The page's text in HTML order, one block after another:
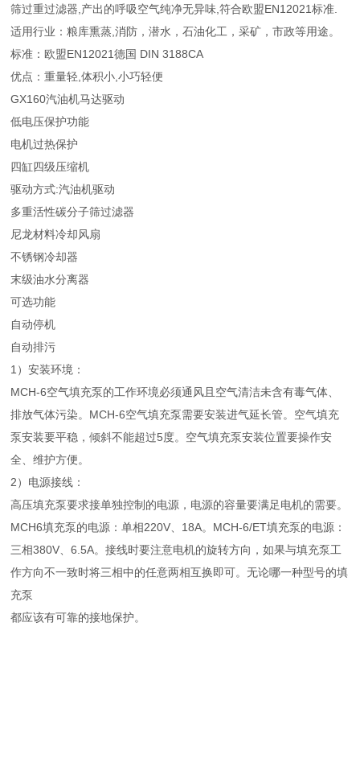
筛过重过滤器,产出的呼吸空气纯净无异味,符合欧盟EN12021标准.
适用行业：粮库熏蒸,消防，潜水，石油化工，采矿，市政等用途。
标准：欧盟EN12021德国 DIN 3188CA
优点：重量轻,体积小,小巧轻便
GX160汽油机马达驱动
低电压保护功能
电机过热保护
四缸四级压缩机
驱动方式:汽油机驱动
多重活性碳分子筛过滤器
尼龙材料冷却风扇
不锈钢冷却器
末级油水分离器
可选功能
自动停机
自动排污
1）安装环境：
MCH-6空气填充泵的工作环境必须通风且空气清洁未含有毒气体、
排放气体污染。MCH-6空气填充泵需要安装进气延长管。空气填充
泵安装要平稳，倾斜不能超过5度。空气填充泵安装位置要操作安
全、维护方便。
2）电源接线：
高压填充泵要求接单独控制的电源，电源的容量要满足电机的需要。
MCH6填充泵的电源：单相220V、18A。MCH-6/ET填充泵的电源：
三相380V、6.5A。接线时要注意电机的旋转方向，如果与填充泵工
作方向不一致时将三相中的任意两相互换即可。无论哪一种型号的填
充泵
都应该有可靠的接地保护。